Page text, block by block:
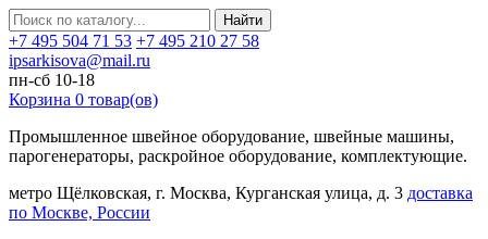
Найти
+7 495 504 71 53 +7 495 210 27 58
ipsarkisova@mail.ru
пн-сб 10-18
Корзина 0 товар(ов)
Промышленное швейное оборудование, швейные машины,
парогенераторы, раскройное оборудование, комплектующие.
метро Щёлковская, г. Москва, Курганская улица, д. 3 доставка
по Москве, России